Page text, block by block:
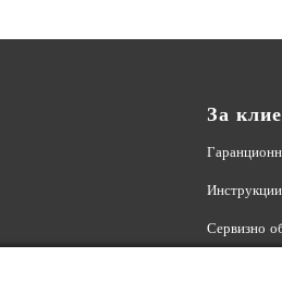
За
Сервизно